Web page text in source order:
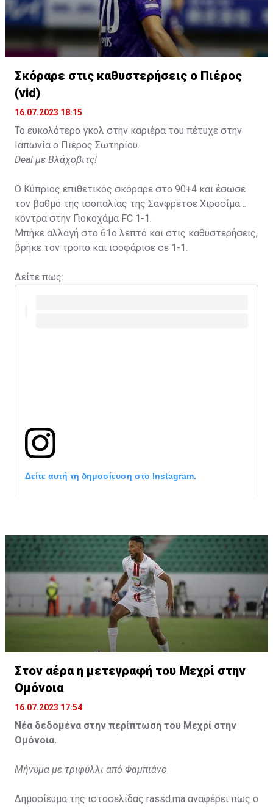
Σκόραρε στις καθυστερήσεις ο Πιέρος
(vid)
16.07.2023 18:15
Το ευκολότερο γκολ στην καριέρα του πέτυχε στην
Ιαπωνία ο Πιέρος Σωτηρίου.
Deal με Βλάχοβιτς!
Ο Κύπριος επιθετικός σκόραρε στο 90+4 και έσωσε
τον βαθμό της ισοπαλίας της Σανφρέτσε Χιροσίμα
κόντρα στην Γιοκοχάμα FC 1-1.
Μπήκε αλλαγή στο 61ο λεπτό και στις καθυστερήσεις,
βρήκε τον τρόπο και ισοφάρισε σε 1-1.
Δείτε πως:
Δείτε αυτή τη δημοσίευση στο Instagram.
Στον αέρα η μετεγραφή του Μεχρί στην
Ομόνοια
16.07.2023 17:54
Νέα δεδομένα στην περίπτωση του Μεχρί στην
Ομόνοια.
Μήνυμα με τριφύλλι από Φαμπιάνο
Δημοσίευμα της ιστοσελίδας rassd.ma αναφέρει πως ο